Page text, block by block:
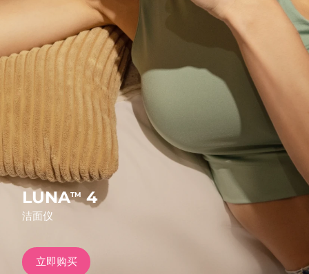
LUNATM4
洁面仪
立即购买
我的订阅
FAQ™ Dual LED Panel
热门产品
特别优惠
发货国家
美国 预计送达日期 8/11/26
英国 预计送达日期 8/10/26
西班牙 8/10/26
澳大利亚 预计送达日期 8/13/26
法国 预计送达日期
德国 预计送达日期
加拿大 预计送达日期 8/14/26